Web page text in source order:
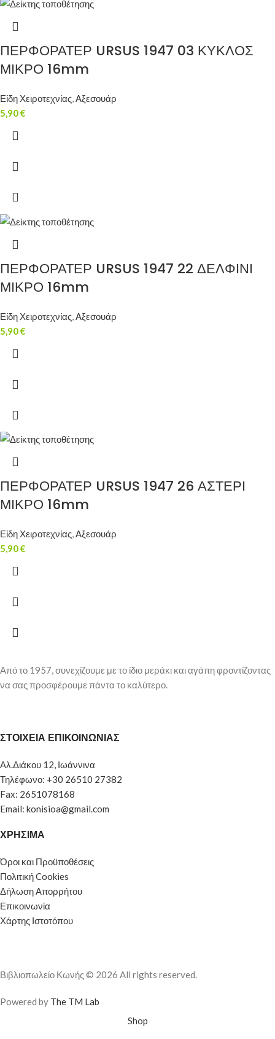
ΠΕΡΦΟΡΑΤΕΡ URSUS 1947 03 ΚΥΚΛΟΣ
ΜΙΚΡΟ 16mm
Είδη Χειροτεχνίας,Αξεσουάρ
5,90€
ΠΕΡΦΟΡΑΤΕΡ URSUS 1947 22 ΔΕΛΦΙΝΙ
ΜΙΚΡΟ 16mm
Είδη Χειροτεχνίας,Αξεσουάρ
5,90€
ΠΕΡΦΟΡΑΤΕΡ URSUS 1947 26 ΑΣΤΕΡΙ
ΜΙΚΡΟ 16mm
Είδη Χειροτεχνίας,Αξεσουάρ
5,90€
Από το 1957, συνεχίζουμε με το ίδιο μεράκι και αγάπη φροντίζοντας
να σας προσφέρουμε πάντα το καλύτερο.
ΣΤΟΙΧΕΙΑ ΕΠΙΚΟΙΝΩΝΙΑΣ
Αλ.Διάκου 12, Ιωάννινα
Τηλέφωνο: +30 26510 27382
Fax: 2651078168
Email: konisioa@gmail.com
ΧΡΗΣΙΜΑ
Όροι και Προϋποθέσεις
Πολιτική Cookies
Δήλωση Απορρήτου
Επικοινωνία
Χάρτης Ιστοτόπου
Βιβλιοπωλείο Κωνής © 2026 All rights reserved.
Powered by The TM Lab
Shop